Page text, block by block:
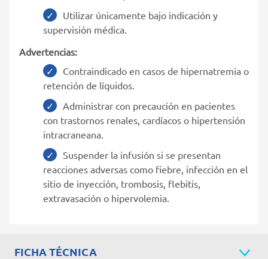
Utilizar únicamente bajo indicación y
supervisión médica.
Advertencias:
Contraindicado en casos de hipernatremia o
retención de líquidos.
Administrar con precaución en pacientes
con trastornos renales, cardíacos o hipertensión
intracraneana.
Suspender la infusión si se presentan
reacciones adversas como fiebre, infección en el
sitio de inyección, trombosis, flebitis,
extravasación o hipervolemia.
FICHA TÉCNICA